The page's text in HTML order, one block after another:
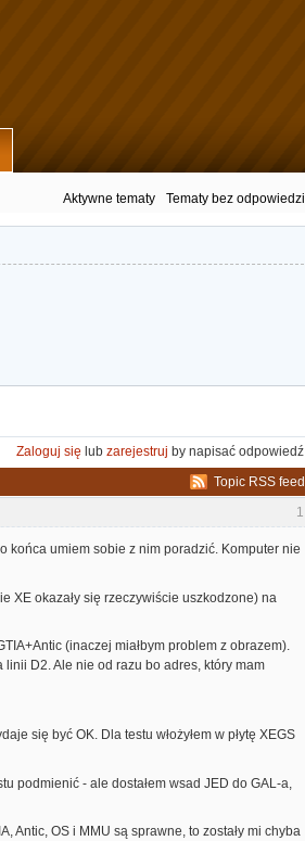
Aktywne tematy Tematy bez odpowiedzi
Zaloguj się lub zarejestruj by napisać odpowiedź
Topic RSS feed
1
końca umiem sobie z nim poradzić. Komputer nie
XE okazały się rzeczywiście uszkodzone) na
(inaczej miałbym problem z obrazem).
linii D2. Ale nie od razu bo adres, który mam
się być OK. Dla testu włożyłem w płytę XEGS
podmienić - ale dostałem wsad JED do GAL-a,
Antic, OS i MMU są sprawne, to zostały mi chyba